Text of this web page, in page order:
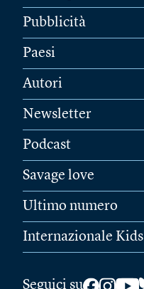
Pubblicità
Paesi
Autori
Newsletter
Podcast
Savage love
Ultimo numero
Internazionale Kids
Seguici su